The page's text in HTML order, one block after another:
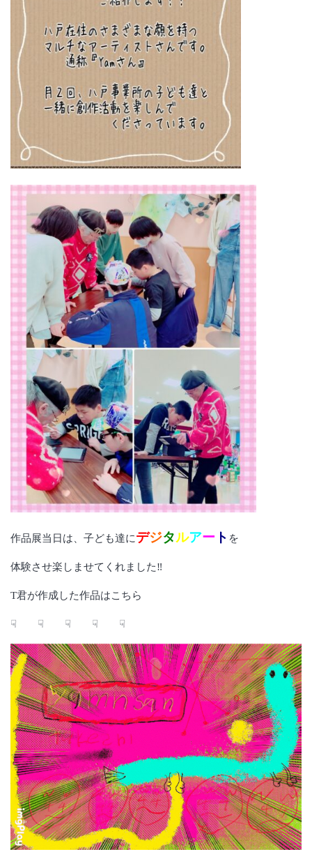
作品展当日は、子ども達にデジタルアー ト を
体験させ楽しませてくれました‼
T君が作成した作品はこちら
☟ ☟ ☟ ☟ ☟